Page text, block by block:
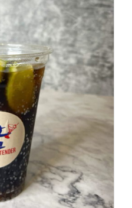
/ DETAILS